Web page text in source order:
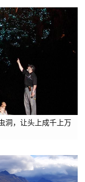
洞，让头上成千上万